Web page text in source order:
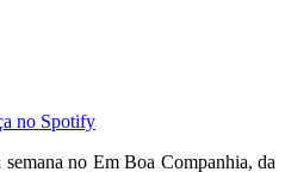
no Spotify
semana no Em Boa Companhia, da